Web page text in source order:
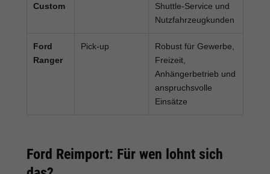
Custom
Shuttle-Service und
Nutzfahrzeugkunden
Ford
Ranger
Pick-up
Robust für Gewerbe,
Freizeit,
Anhängerbetrieb und
anspruchsvolle
Einsätze
Ford Reimport: Für wen lohnt sich